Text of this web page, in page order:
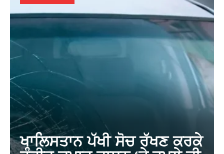
ਖਾਲਿਸਤਾਨ ਪੱਖੀ ਸੋਚ ਰੱਖਣ ਕਰਕੇ